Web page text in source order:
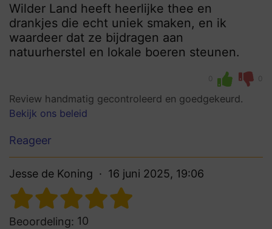
Wilder Land heeft heerlijke thee en
drankjes die echt uniek smaken, en ik
waardeer dat ze bijdragen aan
natuurherstel en lokale boeren steunen.
0 0
Review handmatig gecontroleerd en goedgekeurd.
Bekijk ons beleid
Reageer
Jesse de Koning 16 juni 2025, 19:06
Beoordeling: 10